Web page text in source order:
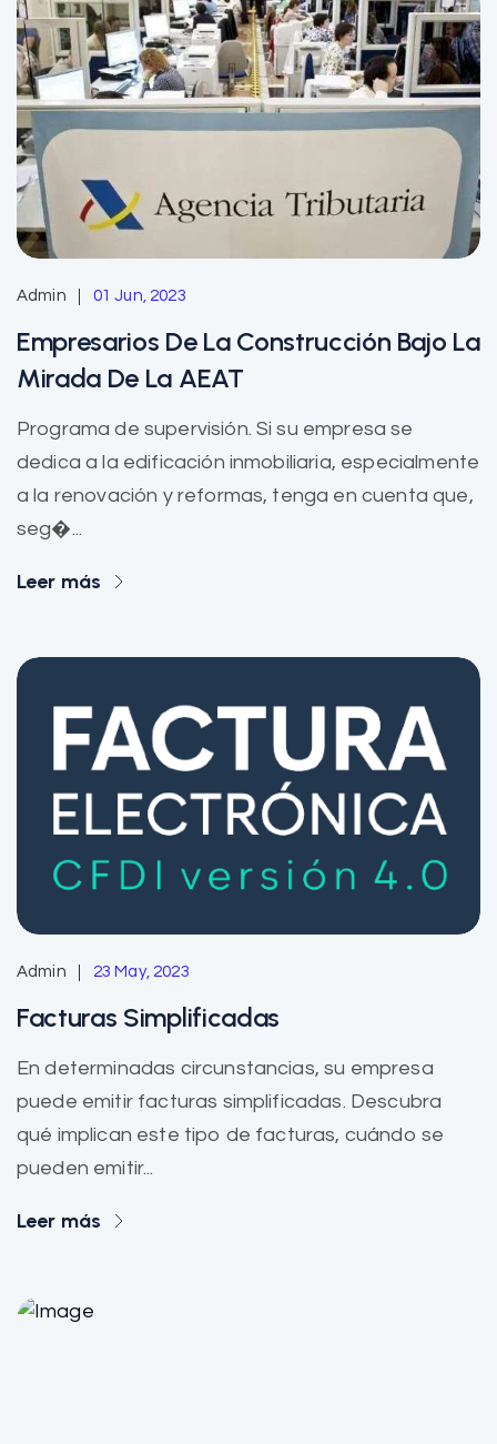
Admin 01 Jun, 2023
Empresarios De La Construcción Bajo La
Mirada De La AEAT
Programa de supervisión. Si su empresa se
dedica a la edificación inmobiliaria, especialmente
a la renovación y reformas, tenga en cuenta que,
seg�...
Leer más
Admin 23 May, 2023
Facturas Simplificadas
En determinadas circunstancias, su empresa
puede emitir facturas simplificadas. Descubra
qué implican este tipo de facturas, cuándo se
pueden emitir...
Leer más